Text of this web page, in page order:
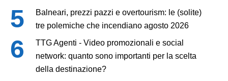
Balneari, prezzi pazzi e overtourism: le (solite)
tre polemiche che incendiano agosto 2026
TTG Agenti - Video promozionali e social
network: quanto sono importanti per la scelta
della destinazione?